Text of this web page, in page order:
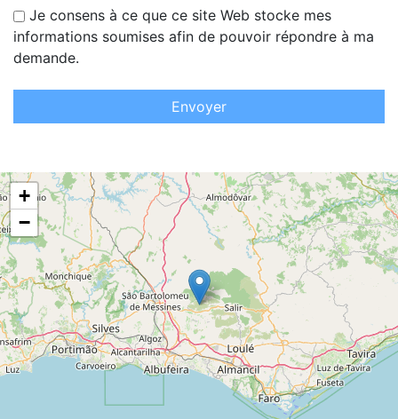
Je consens à ce que ce site Web stocke mes
informations soumises afin de pouvoir répondre à ma
demande.
Envoyer
+
−